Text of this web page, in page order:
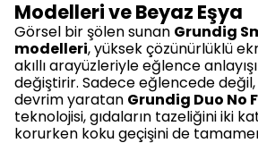
Modelleri ve Beyaz Eşya
Görsel bir şölen sunan Grundig
modelleri, yüksek çözünürlüklü
akıllı arayüzleriyle eğlence
değiştirir. Sadece eğlencede
devrim yaratan Grundig Duo No
teknolojisi, gıdaların tazeliğini iki
korurken koku geçişini de